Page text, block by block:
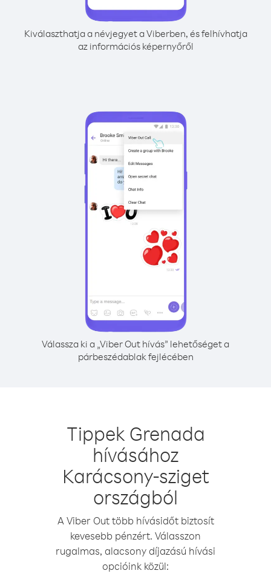
Kiválaszthatja a névjegyet a Viberben, és felhívhatja
az információs képernyőről
Válassza ki a „Viber Out hívás” lehetőséget a
párbeszédablak fejlécében
Tippek Grenada
hívásához
Karácsony-sziget
országból
A Viber Out több hívásidőt biztosít
kevesebb pénzért. Válasszon
rugalmas, alacsony díjazású hívási
opcióink közül: